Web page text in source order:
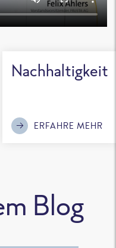
Nachhaltigkeit
ERFAHRE MEHR
Blog